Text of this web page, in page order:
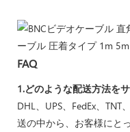
FAQ
1.どのような配送方法を
DHL、UPS、FedEx、TNT
送の中から、お客様にと